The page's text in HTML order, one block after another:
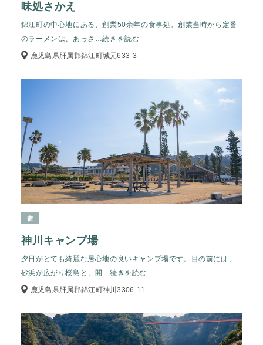
味処さかえ
錦江町の中心地にある、創業50余年の食事処。創業当時から定番
のラーメンは、あっさ …続きを読む
鹿児島県肝属郡錦江町城元633-3
宿
神川キャンプ場
夕日がとても綺麗な居心地の良いキャンプ場です。目の前には、
砂浜が広がり桜島と、開…続きを読む
鹿児島県肝属郡錦江町神川3306-11